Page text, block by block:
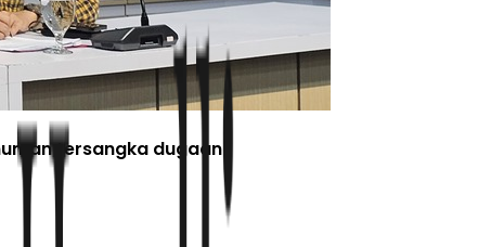
tersangka dugaan